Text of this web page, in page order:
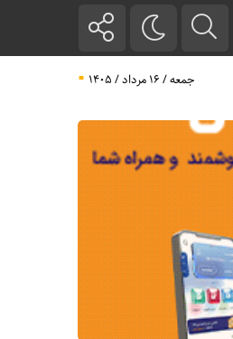
جمعه / ۱۶ مرداد / ۱۴۰۵